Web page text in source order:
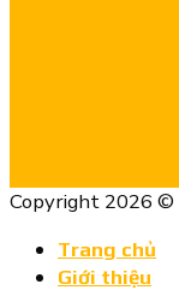
Copyright 2026 ©
Trang chủ
Giới thiệu